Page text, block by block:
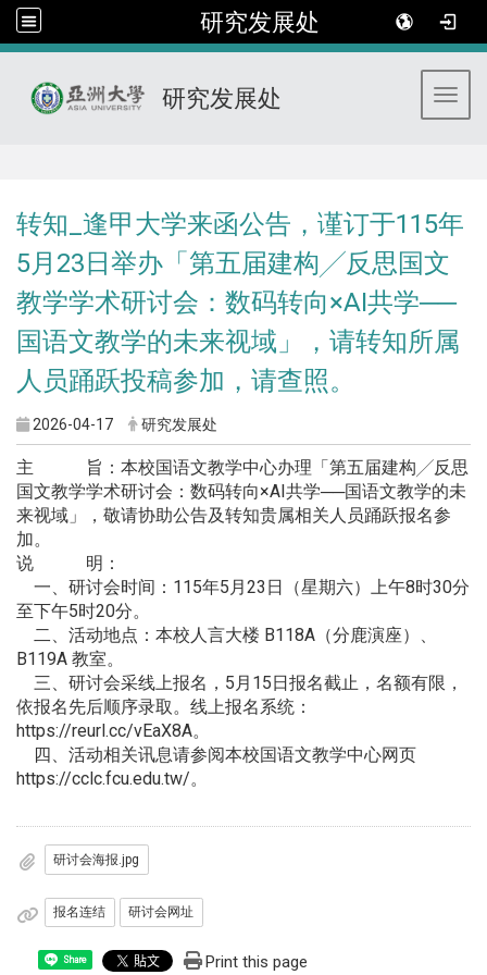
研究发展处
研究发展处
转知_逢甲大学来函公告，谨订于115年
5月23日举办「第五届建构╱反思国文
教学学术研讨会：数码转向×AI共学──
国语文教学的未来视域」，请转知所属
人员踊跃投稿参加，请查照。
2026-04-17 研究发展处
主 旨：本校国语文教学中心办理「第五届建构╱反思
国文教学学术研讨会：数码转向×AI共学──国语文教学的未
来视域」，敬请协助公告及转知贵属相关人员踊跃报名参
加。
说 明：
一、研讨会时间：115年5月23日（星期六）上午8时30分
至下午5时20分。
二、活动地点：本校人言大楼 B118A（分鹿演座）、
B119A 教室。
三、研讨会采线上报名，5月15日报名截止，名额有限，
依报名先后顺序录取。线上报名系统：
https://reurl.cc/vEaX8A。
四、活动相关讯息请参阅本校国语文教学中心网页
https://cclc.fcu.edu.tw/。
研讨会海报.jpg
报名连结 研讨会网址
Share Print this page